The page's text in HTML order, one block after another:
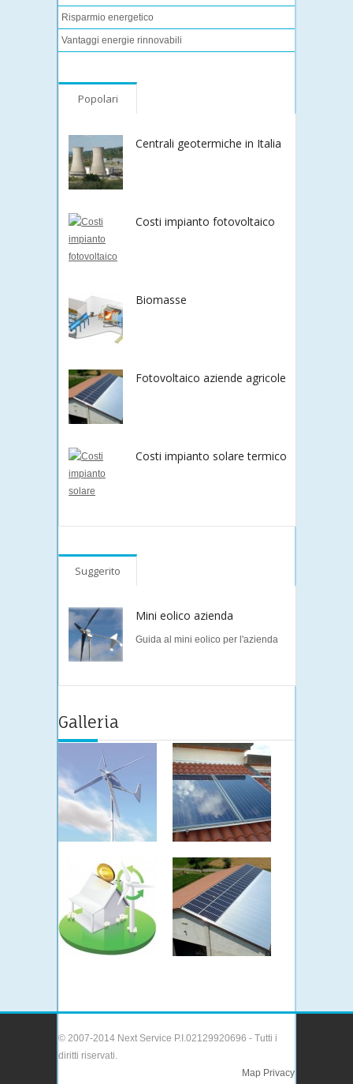
Risparmio energetico
Vantaggi energie rinnovabili
Popolari
Centrali geotermiche in Italia
Costi impianto fotovoltaico
Biomasse
Fotovoltaico aziende agricole
Costi impianto solare termico
Suggerito
Mini eolico azienda
Guida al mini eolico per l'azienda
Galleria
© 2007-2014 Next Service P.I.02129920696 - Tutti i
diritti riservati.
Privacy
Map